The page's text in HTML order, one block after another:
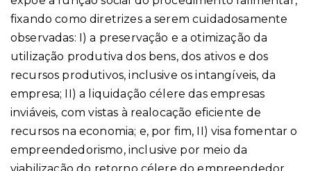
fixando como diretrizes a serem cuidadosamente
observadas: I) a preservação e a otimização da
utilização produtiva dos bens, dos ativos e dos
recursos produtivos, inclusive os intangíveis, da
empresa; II) a liquidação célere das empresas
inviáveis, com vistas à realocação eficiente de
recursos na economia; e, por fim, II) visa fomentar o
empreendedorismo, inclusive por meio da